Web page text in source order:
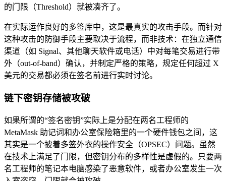
的门限（Threshold）就被凑齐了。
在实际运作良好的多签库中，这是最真实的攻击手段。而针对
这种攻击的防御手段主要取决于流程，而非技术：在独立通信
渠道（如 Signal、其他聊天软件或电话）中对每笔交易进行带
外（out-of-band）确认，并制定严格的策略，规定任何超过 X
美元的交易都必须在签名前进行实时讨论。
链下密钥存储被攻破
如果所谓的“签名密钥”实际上是分配在两名工程师的
MetaMask 助记词和办公室保险箱里的一个硬件钱包之间，这
其实是一个披着多签外衣的操作安全（OPSEC）问题。虽然
在技术上满足了门限，但密钥分布的多样性是虚假的。只要两
名工程师的笔记本电脑感染了恶意软件，或者办公室发生一次